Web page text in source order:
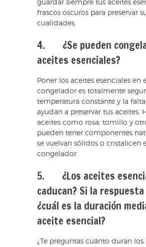
guardar siempre tus aceites
frascos oscuros para preservar
cualidades.
4. ¿Se pueden
aceites esenciales?
Poner los aceites esenciales en
congelador es totalmente
temperatura constante y la
ayudan a preservar tus aceites.
aceites como rosa, tomillo y
pueden tener componentes
se vuelvan sólidos o cristalicen
congelador.
5. ¿Los aceites
caducan? Si la
¿cuál es la duración
aceite esencial?
¿Te preguntas cuánto duran los